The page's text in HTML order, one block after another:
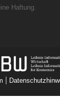
Haftung.